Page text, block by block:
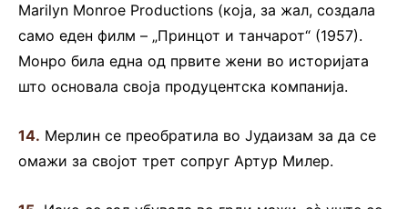
Marilyn Monroe Productions (која, за жал, создала
само еден филм – „Принцот и танчарот“ (1957).
Монро била една од првите жени во историјата
што основала своја продуцентска компанија.
14. Мерлин се преобратила во Јудаизам за да се
омажи за својот трет сопруг Артур Милер.